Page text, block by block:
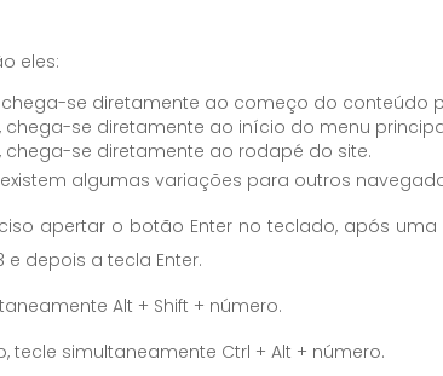
eles:
se diretamente ao começo do conteúdo
se diretamente ao início do menu
se diretamente ao rodapé do site.
algumas variações para outros
apertar o botão Enter no teclado, após
depois a tecla Enter.
Alt + Shift + número.
tecle simultaneamente Ctrl + Alt + número.